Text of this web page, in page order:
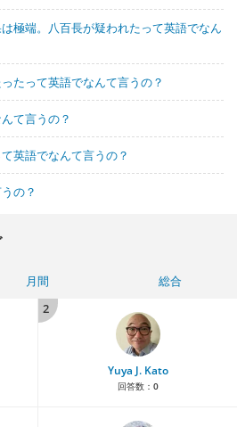
極端。八百長が疑われたって英語でなん
たって英語でなんて言うの？
て言うの？
英語でなんて言うの？
の？
月間
総合
2
Yuya J. Kato
回答数： 0